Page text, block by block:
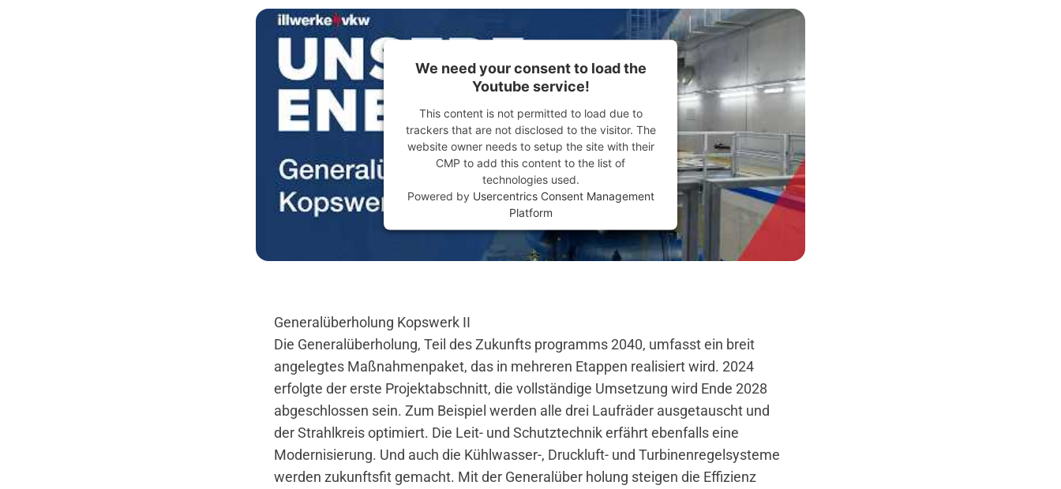
We need your consent to load the
Youtube service!
This content is not permitted to load due to
trackers that are not disclosed to the visitor. The
website owner needs to setup the site with their
CMP to add this content to the list of
technologies used.
Powered by Usercentrics Consent Management
Platform
Generalüberholung Kopswerk II
Die Generalüberholung, Teil des Zukunfts programms 2040, umfasst ein breit
angelegtes Maßnahmenpaket, das in mehreren Etappen realisiert wird. 2024
erfolgte der erste Projektabschnitt, die vollständige Umsetzung wird Ende 2028
abgeschlossen sein. Zum Beispiel werden alle drei Laufräder ausgetauscht und
der Strahlkreis optimiert. Die Leit- und Schutztechnik erfährt ebenfalls eine
Modernisierung. Und auch die Kühlwasser-, Druckluft- und Turbinenregelsysteme
werden zukunftsfit gemacht. Mit der Generalüber holung steigen die Effizienz